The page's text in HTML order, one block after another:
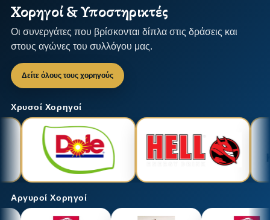
Χορηγοί & Υποστηρικτές
Οι συνεργάτες που βρίσκονται δίπλα στις δράσεις και
στους αγώνες του συλλόγου μας.
Δείτε όλους τους χορηγούς
Χρυσοί Χορηγοί
Αργυροί Χορηγοί